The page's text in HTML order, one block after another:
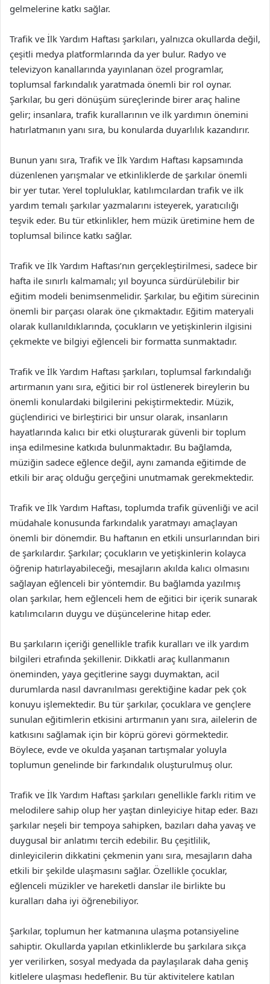
gelmelerine katkı sağlar.
Trafik ve İlk Yardım Haftası şarkıları, yalnızca okullarda değil,
çeşitli medya platformlarında da yer bulur. Radyo ve
televizyon kanallarında yayınlanan özel programlar,
toplumsal farkındalık yaratmada önemli bir rol oynar.
Şarkılar, bu geri dönüşüm süreçlerinde birer araç haline
gelir; insanlara, trafik kurallarının ve ilk yardımın önemini
hatırlatmanın yanı sıra, bu konularda duyarlılık kazandırır.
Bunun yanı sıra, Trafik ve İlk Yardım Haftası kapsamında
düzenlenen yarışmalar ve etkinliklerde de şarkılar önemli
bir yer tutar. Yerel topluluklar, katılımcılardan trafik ve ilk
yardım temalı şarkılar yazmalarını isteyerek, yaratıcılığı
teşvik eder. Bu tür etkinlikler, hem müzik üretimine hem de
toplumsal bilince katkı sağlar.
Trafik ve İlk Yardım Haftası’nın gerçekleştirilmesi, sadece bir
hafta ile sınırlı kalmamalı; yıl boyunca sürdürülebilir bir
eğitim modeli benimsenmelidir. Şarkılar, bu eğitim sürecinin
önemli bir parçası olarak öne çıkmaktadır. Eğitim materyali
olarak kullanıldıklarında, çocukların ve yetişkinlerin ilgisini
çekmekte ve bilgiyi eğlenceli bir formatta sunmaktadır.
Trafik ve İlk Yardım Haftası şarkıları, toplumsal farkındalığı
artırmanın yanı sıra, eğitici bir rol üstlenerek bireylerin bu
önemli konulardaki bilgilerini pekiştirmektedir. Müzik,
güçlendirici ve birleştirici bir unsur olarak, insanların
hayatlarında kalıcı bir etki oluşturarak güvenli bir toplum
inşa edilmesine katkıda bulunmaktadır. Bu bağlamda,
müziğin sadece eğlence değil, aynı zamanda eğitimde de
etkili bir araç olduğu gerçeğini unutmamak gerekmektedir.
Trafik ve İlk Yardım Haftası, toplumda trafik güvenliği ve acil
müdahale konusunda farkındalık yaratmayı amaçlayan
önemli bir dönemdir. Bu haftanın en etkili unsurlarından biri
de şarkılardır. Şarkılar; çocukların ve yetişkinlerin kolayca
öğrenip hatırlayabileceği, mesajların akılda kalıcı olmasını
sağlayan eğlenceli bir yöntemdir. Bu bağlamda yazılmış
olan şarkılar, hem eğlenceli hem de eğitici bir içerik sunarak
katılımcıların duygu ve düşüncelerine hitap eder.
Bu şarkıların içeriği genellikle trafik kuralları ve ilk yardım
bilgileri etrafında şekillenir. Dikkatli araç kullanmanın
öneminden, yaya geçitlerine saygı duymaktan, acil
durumlarda nasıl davranılması gerektiğine kadar pek çok
konuyu işlemektedir. Bu tür şarkılar, çocuklara ve gençlere
sunulan eğitimlerin etkisini artırmanın yanı sıra, ailelerin de
katkısını sağlamak için bir köprü görevi görmektedir.
Böylece, evde ve okulda yaşanan tartışmalar yoluyla
toplumun genelinde bir farkındalık oluşturulmuş olur.
Trafik ve İlk Yardım Haftası şarkıları genellikle farklı ritim ve
melodilere sahip olup her yaştan dinleyiciye hitap eder. Bazı
şarkılar neşeli bir tempoya sahipken, bazıları daha yavaş ve
duygusal bir anlatımı tercih edebilir. Bu çeşitlilik,
dinleyicilerin dikkatini çekmenin yanı sıra, mesajların daha
etkili bir şekilde ulaşmasını sağlar. Özellikle çocuklar,
eğlenceli müzikler ve hareketli danslar ile birlikte bu
kuralları daha iyi öğrenebiliyor.
Şarkılar, toplumun her katmanına ulaşma potansiyeline
sahiptir. Okullarda yapılan etkinliklerde bu şarkılara sıkça
yer verilirken, sosyal medyada da paylaşılarak daha geniş
kitlelere ulaşması hedeflenir. Bu tür aktivitelere katılan